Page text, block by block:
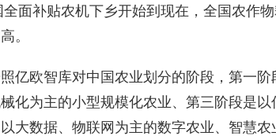
面补贴农机下乡开始到现在，全国农作
。
亿欧智库对中国农业划分的阶段，第一阶
化为主的小型规模化农业、第三阶段是
大数据、物联网为主的数字农业、智慧农